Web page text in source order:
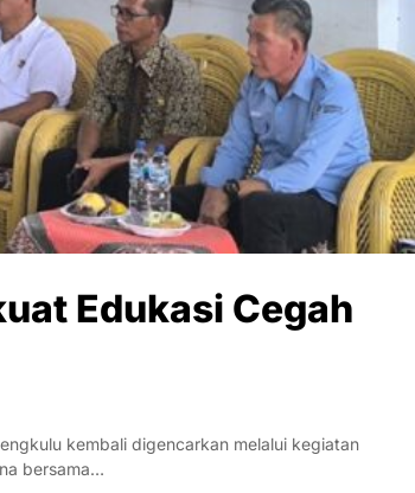
Edukasi Cegah
kembali digencarkan melalui kegiatan
bersama…